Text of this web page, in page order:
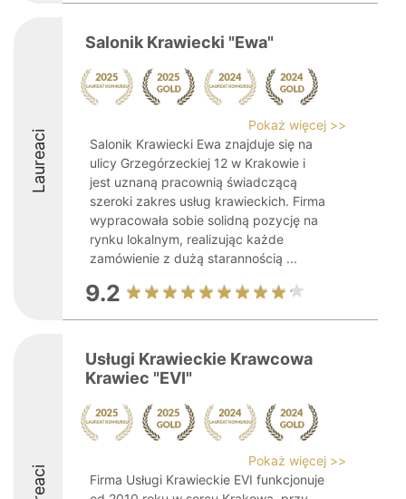
Laureaci
Salonik Krawiecki "Ewa"
Pokaż więcej >>
Salonik Krawiecki Ewa znajduje się na
ulicy Grzegórzeckiej 12 w Krakowie i
jest uznaną pracownią świadczącą
szeroki zakres usług krawieckich. Firma
wypracowała sobie solidną pozycję na
rynku lokalnym, realizując każde
zamówienie z dużą starannością ...
9.2
Usługi Krawieckie Krawcowa
Krawiec "EVI"
Pokaż więcej >>
Firma Usługi Krawieckie EVI funkcjonuje